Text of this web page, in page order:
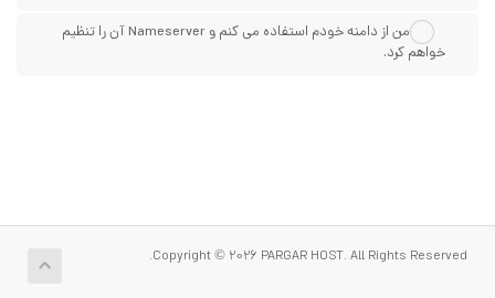
من از دامنه خودم استفاده می کنم و Nameserver آن را تنظیم
خواهم کرد.
Copyright © 2026 PARGAR HOST. All Rights Reserved.